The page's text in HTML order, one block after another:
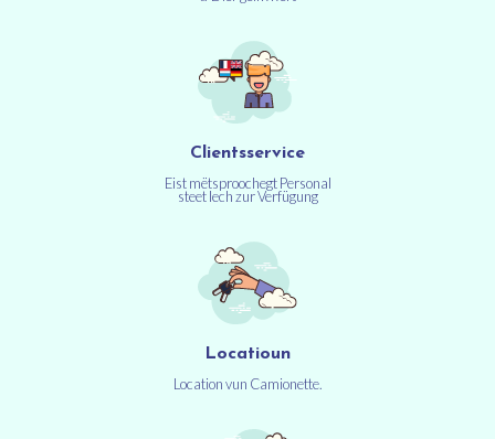
Clientsservice
Eist mëtsproochegt Personal
steet Iech zur Verfügung
Locatioun
Location vun Camionette.